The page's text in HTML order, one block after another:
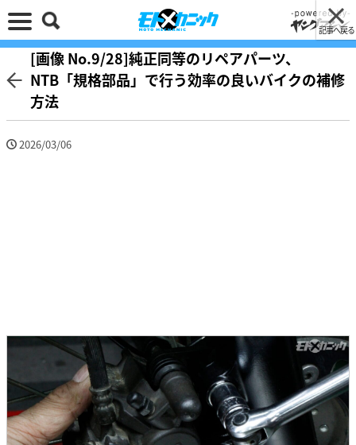
記事へ戻る
[画像 No.9/28]純正同等のリペアパーツ、
NTB「規格部品」で行う効率の良いバイクの補修
方法
2026/03/06